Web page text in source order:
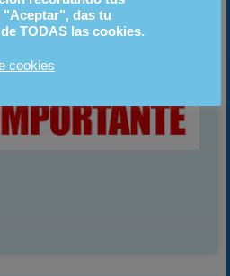
"Aceptar", das tu
TODAS las cookies.
cookies